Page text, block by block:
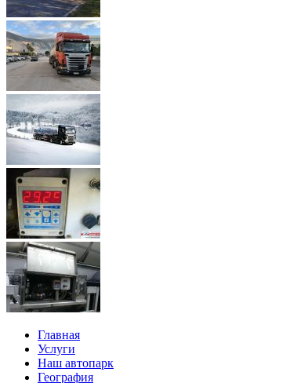
Главная
Услуги
Наш автопарк
География